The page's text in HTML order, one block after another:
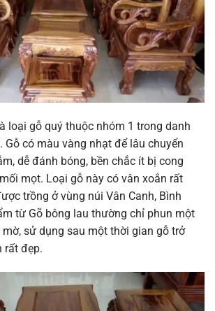
loại gỗ quý thuộc nhóm 1 trong danh
Gỗ có màu vàng nhạt để lâu chuyển
dễ đánh bóng, bền chắc ít bị cong
mọt. Loại gỗ này có vân xoắn rất
trồng ở vùng núi Vân Canh, Bình
từ Gõ bông lau thường chỉ phun một
mờ, sử dụng sau một thời gian gỗ trở
rất đẹp.